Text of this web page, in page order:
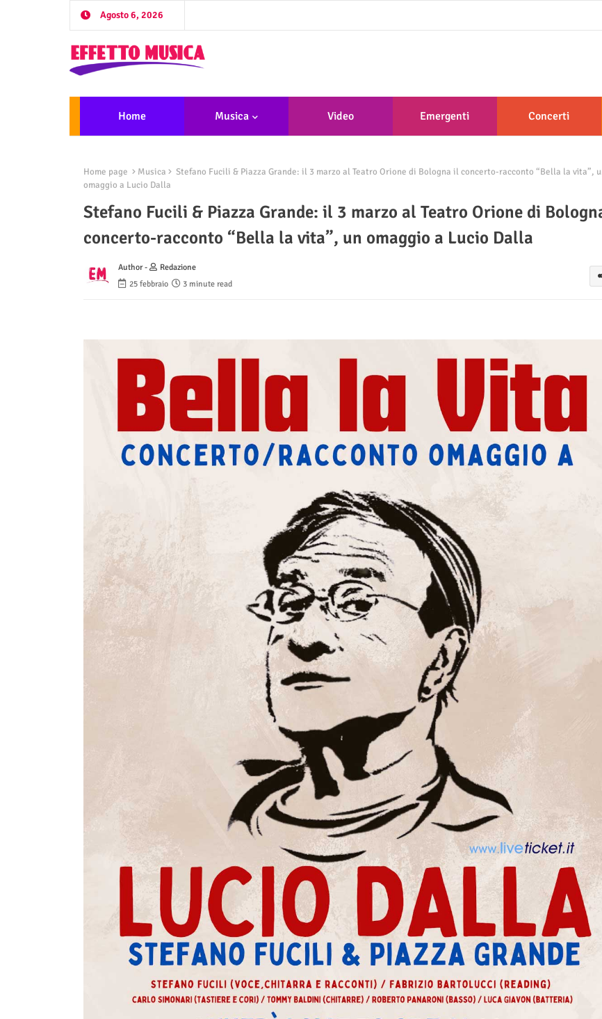
Agosto 6, 2026
Home Musica Video Emergenti Concerti
Home page Musica
Stefano Fucili & Piazza Grande: il 3 marzo al Teatro Orione di Bologna il concerto-racconto “Bella la vita”,
omaggio a Lucio Dalla
Stefano Fucili & Piazza Grande: il 3 marzo al Teatro Orione di
concerto-racconto “Bella la vita”, un omaggio a Lucio Dalla
Author -
Redazione
25 febbraio
3 minute read